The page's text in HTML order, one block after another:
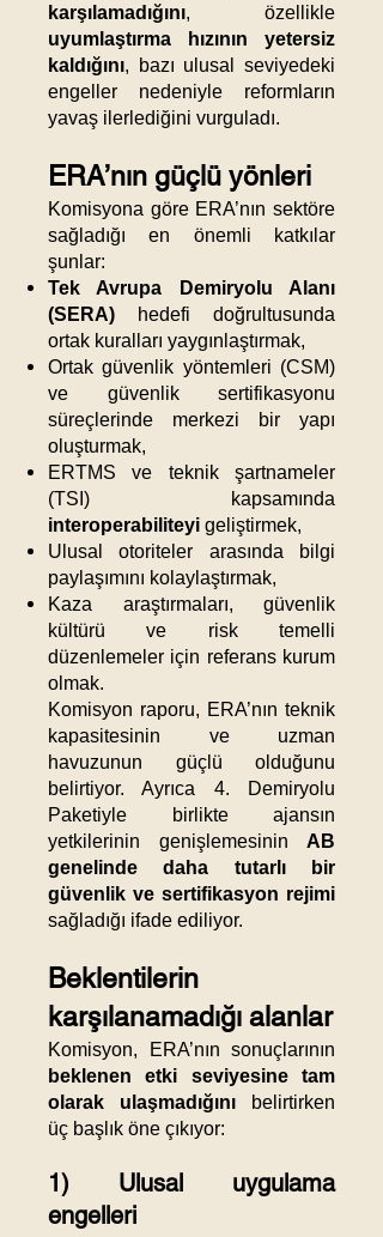
karşılamadığını, özellikle
uyumlaştırma hızının yetersiz
kaldığını, bazı ulusal seviyedeki
engeller nedeniyle reformların
yavaş ilerlediğini vurguladı.
ERA’nın güçlü yönleri
Komisyona göre ERA’nın sektöre
sağladığı en önemli katkılar
şunlar:
Tek Avrupa Demiryolu Alanı
(SERA) hedefi doğrultusunda
ortak kuralları yaygınlaştırmak,
Ortak güvenlik yöntemleri (CSM)
ve güvenlik sertifikasyonu
süreçlerinde merkezi bir yapı
oluşturmak,
ERTMS ve teknik şartnameler
(TSI) kapsamında
interoperabiliteyi geliştirmek,
Ulusal otoriteler arasında bilgi
paylaşımını kolaylaştırmak,
Kaza araştırmaları, güvenlik
kültürü ve risk temelli
düzenlemeler için referans kurum
olmak.
Komisyon raporu, ERA’nın teknik
kapasitesinin ve uzman
havuzunun güçlü olduğunu
belirtiyor. Ayrıca 4. Demiryolu
Paketiyle birlikte ajansın
yetkilerinin genişlemesinin AB
genelinde daha tutarlı bir
güvenlik ve sertifikasyon rejimi
sağladığı ifade ediliyor.
Beklentilerin
karşılanamadığı alanlar
Komisyon, ERA’nın sonuçlarının
beklenen etki seviyesine tam
olarak ulaşmadığını belirtirken
üç başlık öne çıkıyor:
1) Ulusal uygulama
engelleri